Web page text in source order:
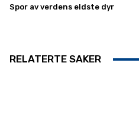
Spor av verdens eldste dyr
RELATERTE SAKER